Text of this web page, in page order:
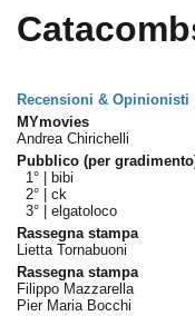
Recensioni & Opinionisti
MYmovies
Andrea Chirichelli
Pubblico (per
1° |
bibi
2° | ck
3° | elgatoloco
Rassegna stampa
Lietta Tornabuoni
Rassegna stampa
Filippo Mazzarella
Pier Maria Bocchi